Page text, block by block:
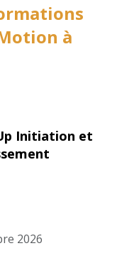
à
Initiation et
2026